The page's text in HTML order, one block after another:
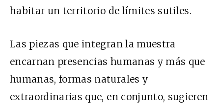
habitar un territorio de límites sutiles.
Las piezas que integran la muestra
encarnan presencias humanas y más que
humanas, formas naturales y
extraordinarias que, en conjunto, sugieren